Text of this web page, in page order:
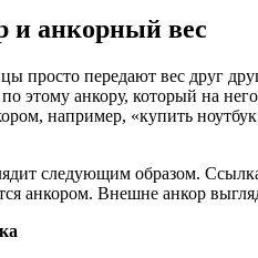
и анкорный вес
просто передают вес друг
этому анкору, который на
например, «купить
следующим образом.
анкором. Внешне анкор